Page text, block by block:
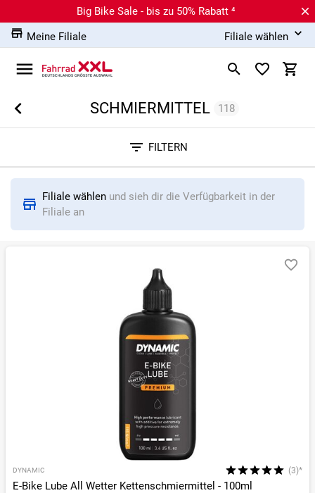
Big Bike Sale - bis zu 50% Rabatt ⁴
Meine Filiale
Filiale wählen
SCHMIERMITTEL 118
FILTERN
Filiale wählen und sieh dir die Verfügbarkeit in der
Filiale an
DYNAMIC (3)*
E-Bike Lube All Wetter Kettenschmiermittel - 100ml